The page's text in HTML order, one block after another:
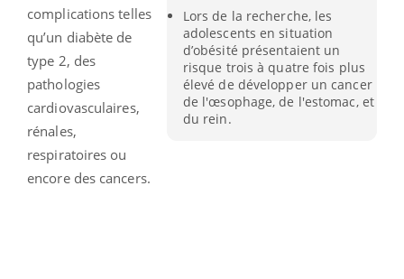
Lors de la recherche, les
adolescents en situation
d’obésité présentaient un
risque trois à quatre fois plus
élevé de développer un cancer
de l'œsophage, de l'estomac, et
du rein.
complications telles
qu’un diabète de
type 2, des
pathologies
cardiovasculaires,
rénales,
respiratoires ou
encore des cancers.